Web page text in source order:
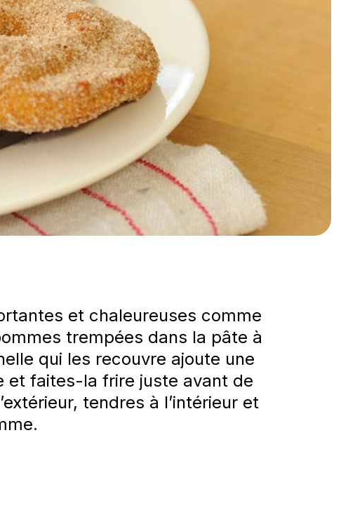
et chaleureuses comme
trempées dans la pâte à
qui les recouvre ajoute une
et faites-la frire juste avant de
tendres à l’intérieur et